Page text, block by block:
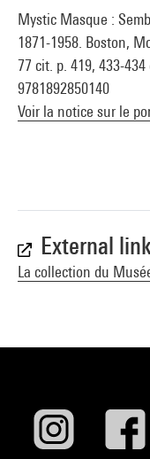
Mystic Masque :
1871-1958. Boston,
77 cit. p. 419, 433-
9781892850140
Voir la notice sur le
External
La collection du